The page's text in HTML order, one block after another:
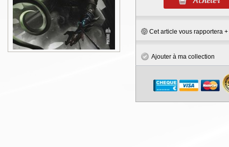
Cet article vous rapportera +
Ajouter à ma collection